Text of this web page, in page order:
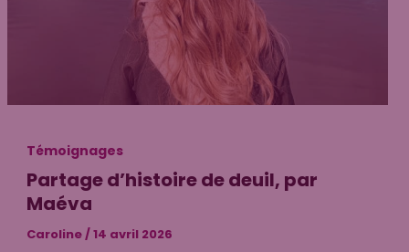
Témoignages
Partage d’histoire de deuil, par
Maéva
Caroline/14 avril 2026